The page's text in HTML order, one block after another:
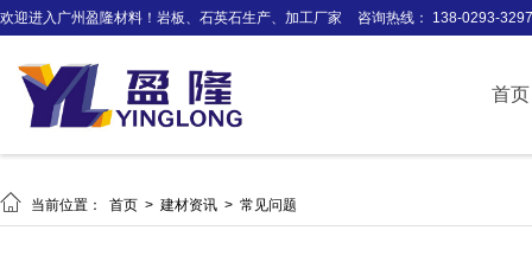
欢迎进入广州盈隆材料！岩板、石英石生产、加工厂家 咨询热线： 138-0293-3297
首页
 当前位置： 首页 > 建材资讯 > 常见问题